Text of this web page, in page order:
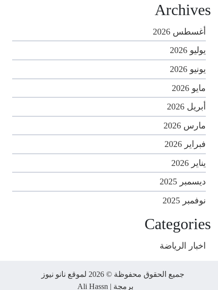
Archives
أغسطس 2026
يوليو 2026
يونيو 2026
مايو 2026
أبريل 2026
مارس 2026
فبراير 2026
يناير 2026
ديسمبر 2025
نوفمبر 2025
Categories
اخبار الرياضة
جميع الحقوق محفوظة © 2026 لموقع نانو نيوز
برمجة | Ali Hassn